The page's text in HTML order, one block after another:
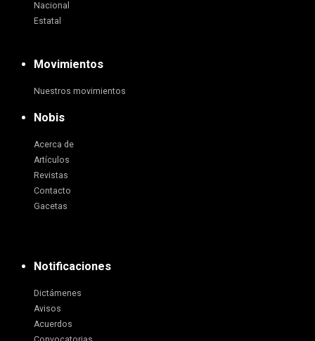
Nacional
Estatal
Movimientos
Nuestros movimientos
Nobis
Acerca de
Artículos
Revistas
Contacto
Gacetas
Notificaciones
Dictámenes
Avisos
Acuerdos